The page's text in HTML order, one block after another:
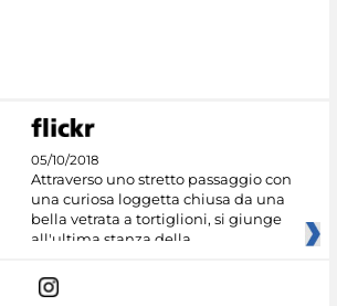
05/10/2018
Attraverso uno stretto passaggio con
una curiosa loggetta chiusa da una
bella vetrata a tortiglioni, si giunge
all'ultima stanza della